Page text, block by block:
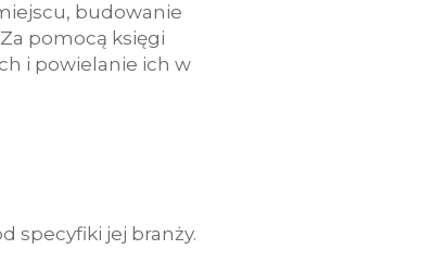
budowanie
pomocą księgi
i powielanie ich w
specyfiki jej branży.